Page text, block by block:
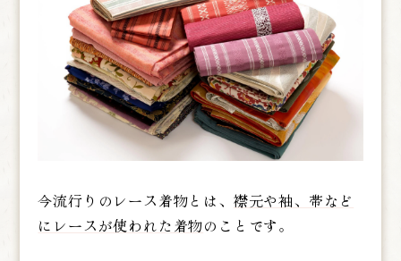
今流行りのレース着物とは、 襟元や袖、帯など
にレースが使われた着物のことです。